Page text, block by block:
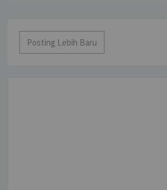
Posting Lebih Baru